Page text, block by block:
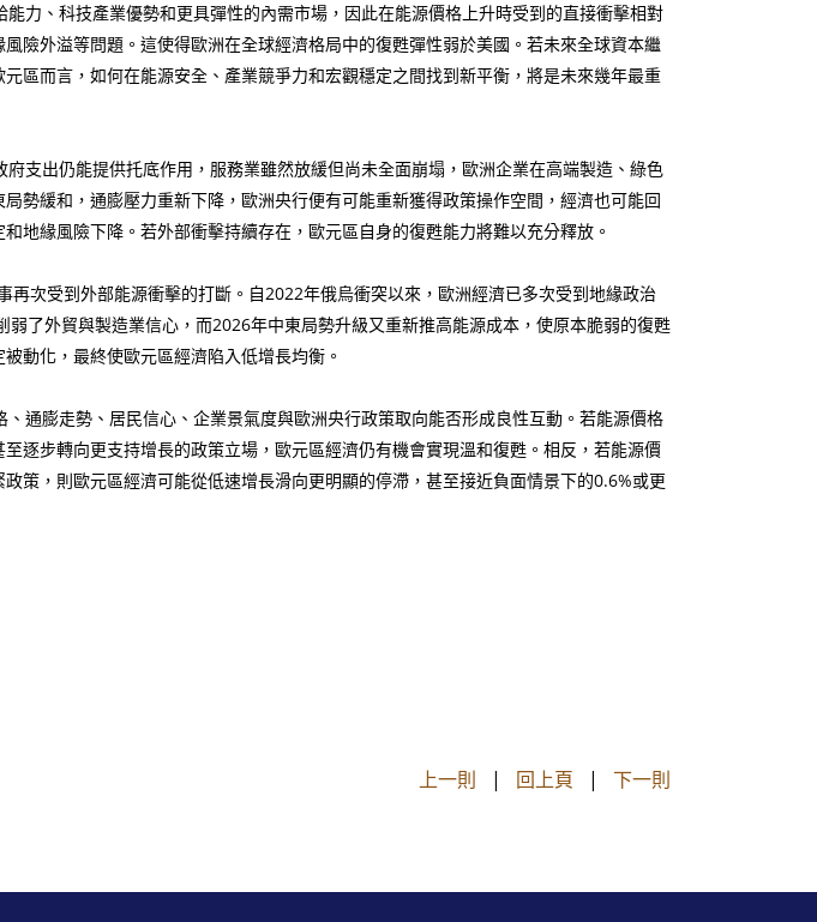
力、科技產業優勢和更具彈性的內需市場，因此在能源價格上升時受到的直接衝擊相對
險外溢等問題。這使得歐洲在全球經濟格局中的復甦彈性弱於美國。若未來全球資本繼
區而言，如何在能源安全、產業競爭力和宏觀穩定之間找到新平衡，將是未來幾年最重
支出仍能提供托底作用，服務業雖然放緩但尚未全面崩塌，歐洲企業在高端製造、綠色
勢緩和，通膨壓力重新下降，歐洲央行便有可能重新獲得政策操作空間，經濟也可能回
地緣風險下降。若外部衝擊持續存在，歐元區自身的復甦能力將難以充分釋放。
次受到外部能源衝擊的打斷。自2022年俄烏衝突以來，歐洲經濟已多次受到地緣政治
了外貿與製造業信心，而2026年中東局勢升級又重新推高能源成本，使原本脆弱的復甦
動化，最終使歐元區經濟陷入低增長均衡。
通膨走勢、居民信心、企業景氣度與歐洲央行政策取向能否形成良性互動。若能源價格
逐步轉向更支持增長的政策立場，歐元區經濟仍有機會實現溫和復甦。相反，若能源價
策，則歐元區經濟可能從低速增長滑向更明顯的停滯，甚至接近負面情景下的0.6%或更
上一則 | 回上頁 | 下一則